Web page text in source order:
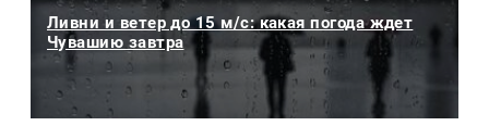
Ливни и ветер до 15 м/с: какая погода ждет
Чувашию завтра